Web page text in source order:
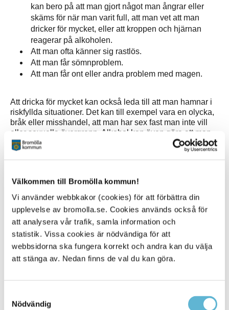
Välkommen till Bromölla kommun!
Vi använder webbkakor (cookies) för att förbättra din
upplevelse av bromolla.se. Cookies används också för
att analysera vår trafik, samla information och
statistik. Vissa cookies är nödvändiga för att
webbsidorna ska fungera korrekt och andra kan du välja
att stänga av. Nedan finns de val du kan göra.
Nödvändig
kan bero på att man gjort något man ångrar eller
skäms för när man varit full, att man vet att man
dricker för mycket, eller att kroppen och hjärnan
reagerar på alkoholen.
Att man ofta känner sig rastlös.
Att man får sömnproblem.
Att man får ont eller andra problem med magen.
Att dricka för mycket kan också leda till att man hamnar i
riskfyllda situationer. Det kan till exempel vara en olycka,
bråk eller misshandel, att man har sex fast man inte vill
eller sexuella övergrepp. Alkohol kan även göra att man
själv gör saker som man inte borde, att man begår brott,
skadar sig själv eller någon annan, det kan till och med
Alkoholmissbruk innebär att man gång på gång ställer till
det för sig, när man har druckit. Alkoholmissbruk är inte
samma sak som att vara alkoholberoende, men de hör
ihop. Risken för att bli alkoholberoende är större om man
dricker ofta eller mycket.
Källa:UMO samt1177 Vårdguiden